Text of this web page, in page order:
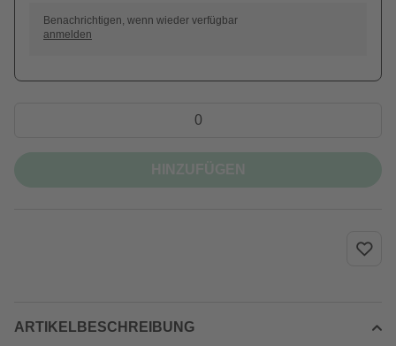
Benachrichtigen, wenn wieder verfügbar
anmelden
ARTIKELBESCHREIBUNG